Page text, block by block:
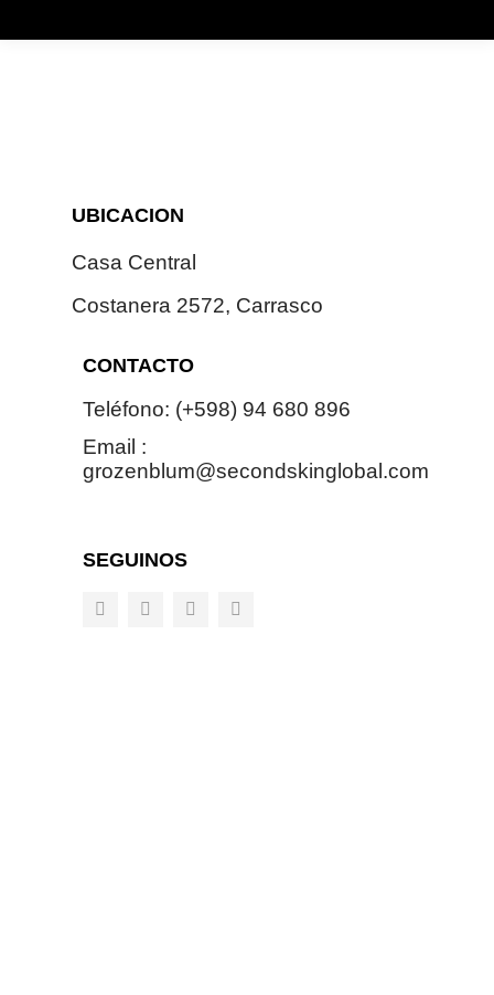
UBICACION
Casa Central
Costanera 2572, Carrasco
CONTACTO
Teléfono: (+598) 94 680 896
Email :
grozenblum@secondskinglobal.com
SEGUINOS